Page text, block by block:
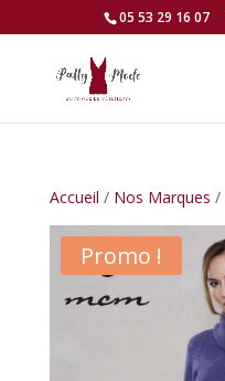
05 53 29 16 07
Accueil / Nos Marques /
Promo !